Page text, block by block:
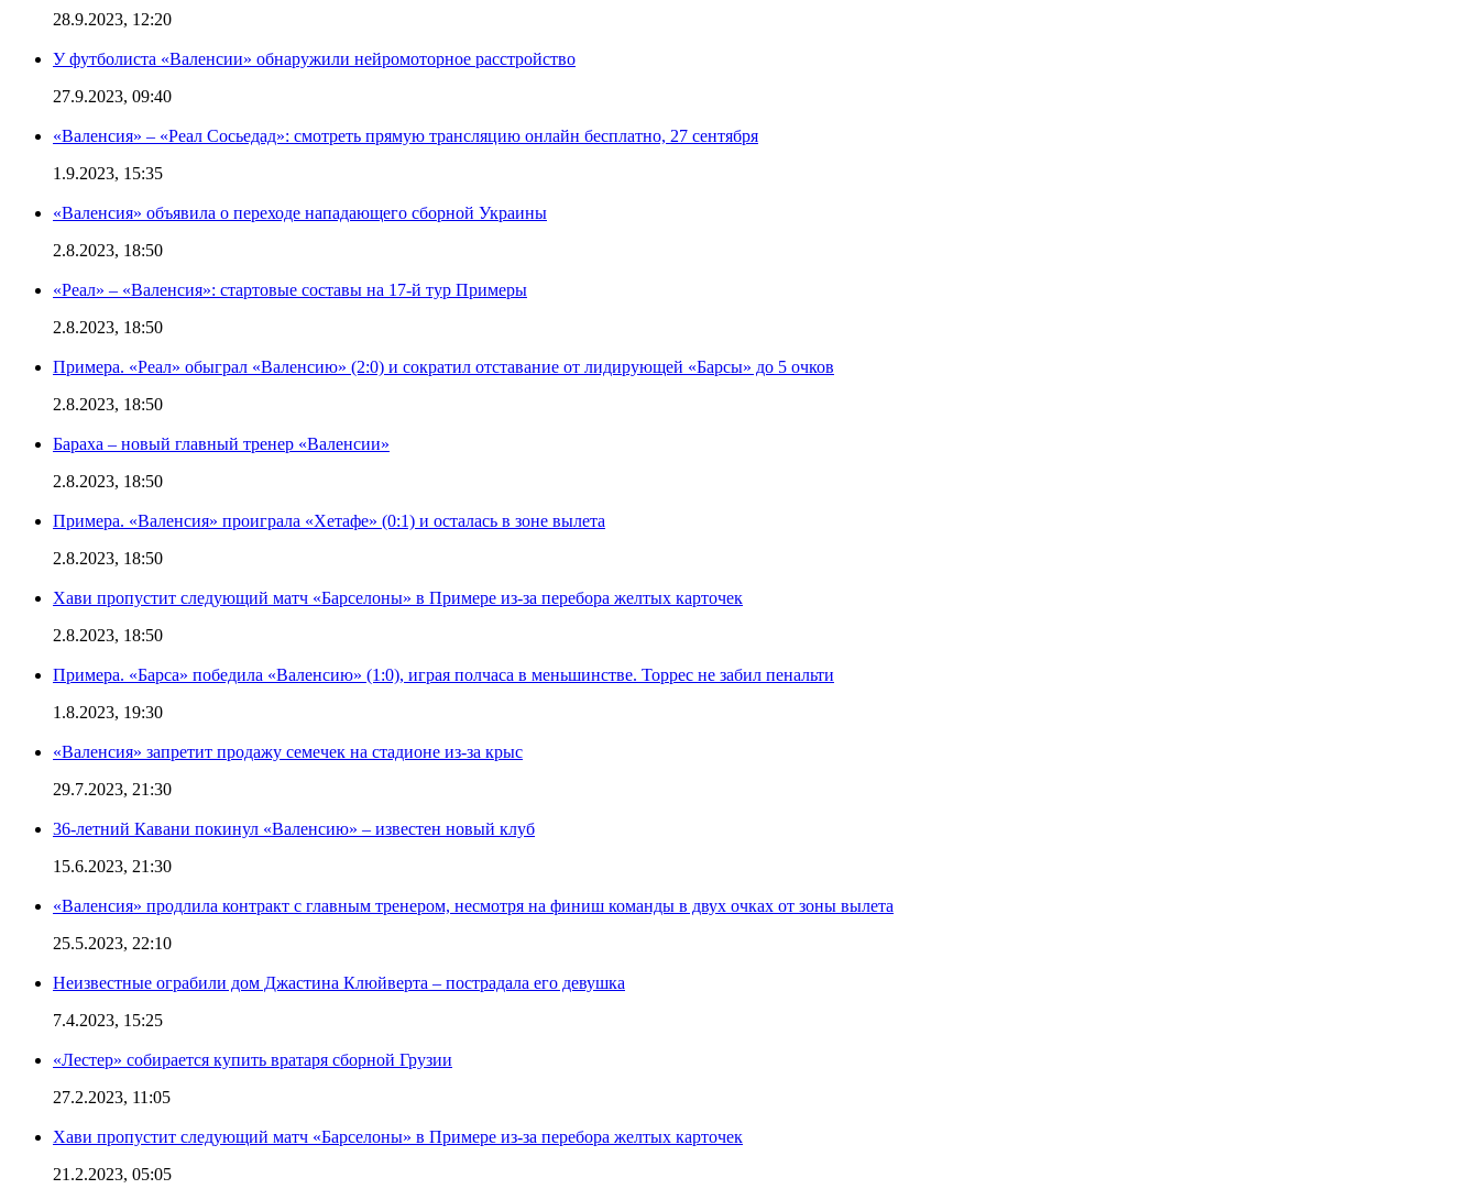
28.9.2023, 12:20
У футболиста «Валенсии» обнаружили нейромоторное расстройство
27.9.2023, 09:40
«Валенсия» – «Реал Сосьедад»: смотреть прямую трансляцию онлайн бесплатно, 27 сентября
1.9.2023, 15:35
«Валенсия» объявила о переходе нападающего сборной Украины
2.8.2023, 18:50
«Реал» – «Валенсия»: стартовые составы на 17-й тур Примеры
2.8.2023, 18:50
Примера. «Реал» обыграл «Валенсию» (2:0) и сократил отставание от лидирующей «Барсы» до 5 очков
2.8.2023, 18:50
Бараха – новый главный тренер «Валенсии»
2.8.2023, 18:50
Примера. «Валенсия» проиграла «Хетафе» (0:1) и осталась в зоне вылета
2.8.2023, 18:50
Хави пропустит следующий матч «Барселоны» в Примере из-за перебора желтых карточек
2.8.2023, 18:50
Примера. «Барса» победила «Валенсию» (1:0), играя полчаса в меньшинстве. Торрес не забил пенальти
1.8.2023, 19:30
«Валенсия» запретит продажу семечек на стадионе из-за крыс
29.7.2023, 21:30
36-летний Кавани покинул «Валенсию» – известен новый клуб
15.6.2023, 21:30
«Валенсия» продлила контракт с главным тренером, несмотря на финиш команды в двух очках от зоны вылета
25.5.2023, 22:10
Неизвестные ограбили дом Джастина Клюйверта – пострадала его девушка
7.4.2023, 15:25
«Лестер» собирается купить вратаря сборной Грузии
27.2.2023, 11:05
Хави пропустит следующий матч «Барселоны» в Примере из-за перебора желтых карточек
21.2.2023, 05:05